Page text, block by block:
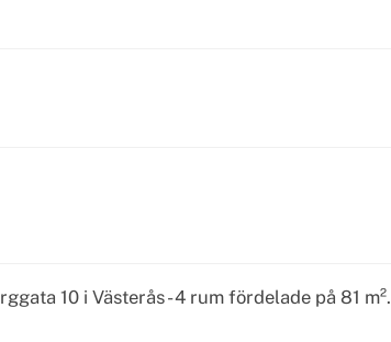
10 i Västerås - 4 rum fördelade på 81 m².